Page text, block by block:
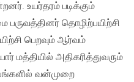
உயர்தரம் படிக்கும்
தொழிற்பயிற்சி
பெறவும் ஆர்வம்
மத்தியில் அதிகரித்துவரும்
வன்முறை